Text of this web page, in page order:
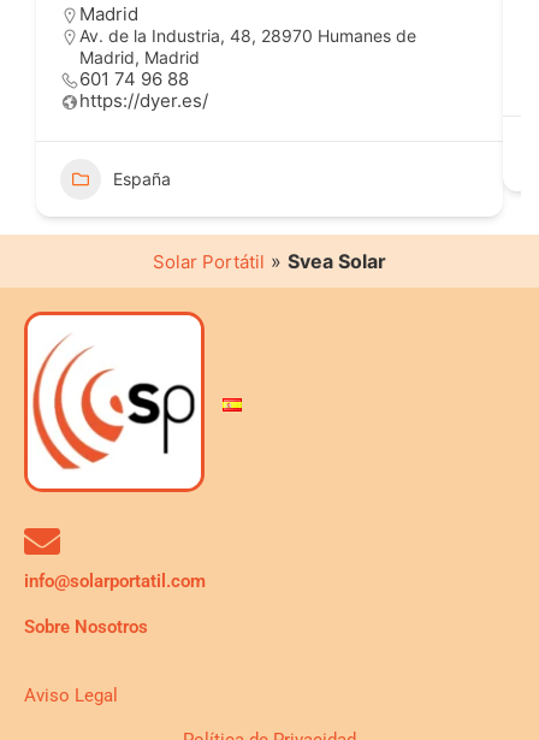
Madrid
Av. de la Industria, 48, 28970 Humanes de
Madrid, Madrid
601 74 96 88
https://dyer.es/
España
Solar Portátil » Svea Solar
info@solarportatil.com
Sobre Nosotros
Aviso Legal